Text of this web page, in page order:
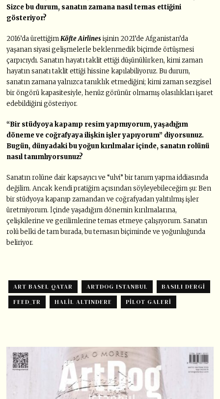
Sizce bu durum, sanatın zamana nasıl temas ettiğini
gösteriyor?
2016’da ürettiğimKöfte Airlines işinin 2021’de Afganistan’da
yaşanan siyasi gelişmelerle beklenmedik biçimde örtüşmesi
çarpıcıydı. Sanatın hayatı taklit ettiği düşünülürken, kimi zaman
hayatın sanatı taklit ettiği hissine kapılabiliyoruz. Bu durum,
sanatın zamana yalnızca tanıklık etmediğini; kimi zaman sezgisel
bir öngörü kapasitesiyle, henüz görünür olmamış olasılıkları işaret
edebildiğini gösteriyor.
“Bir stüdyoya kapanıp resim yapmıyorum, yaşadığım
döneme ve coğrafyaya ilişkin işler yapıyorum” diyorsunuz.
Bugün, dünyadaki bu yoğun kırılmalar içinde, sanatın rolünü
nasıl tanımlıyorsunuz?
Sanatın rolüne dair kapsayıcı ve “ulvi” bir tanım yapma iddiasında
değilim. Ancak kendi pratiğim açısından söyleyebileceğim şu: Ben
bir stüdyoya kapanıp zamandan ve coğrafyadan yalıtılmış işler
üretmiyorum. İçinde yaşadığım dönemin kırılmalarına,
çelişkilerine ve gerilimlerine temas etmeye çalışıyorum. Sanatın
rolü belki de tam burada, bu temasın biçiminde ve yoğunluğunda
beliriyor.
ART BASEL QATAR ARTDOG ISTANBUL
BASILI DERGI
FEED_TR
HALIL ALTINDERE PİLOT GALERI